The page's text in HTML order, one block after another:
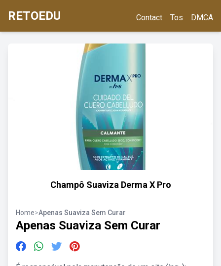
RETOEDU Contact Tos DMCA
Champô Suaviza Derma X Pro
Home>Apenas Suaviza Sem Curar
Apenas Suaviza Sem Curar